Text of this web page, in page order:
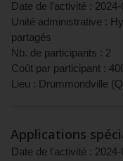
Date de l'activité :
Unité administrative :
partagés
Nb. de participants : 2
Coût par participant :
Lieu : Drummondville (
Applications
Date de l'activité :